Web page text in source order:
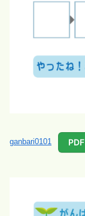
ganbari0101 PDF